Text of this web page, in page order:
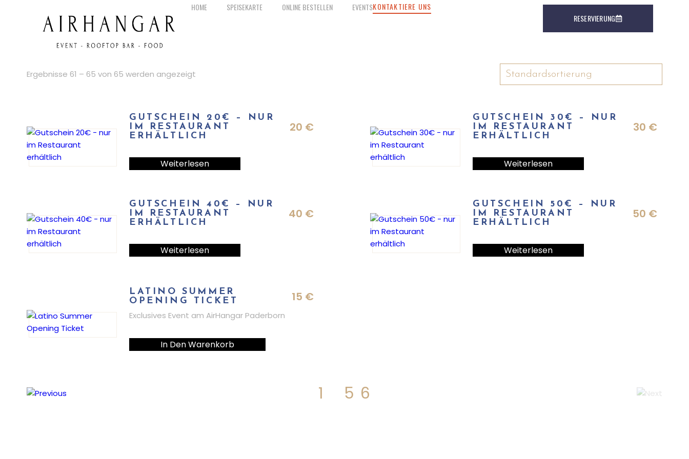
HOME SPEISEKARTE ONLINE BESTELLEN EVENTSKONTAKTIERE UNS
RESERVIERUNG
Ergebnisse 61 – 65 von 65 werden angezeigt
GUTSCHEIN 20€ – NUR
IM RESTAURANT
ERHÄLTLICH
20 €
Weiterlesen
GUTSCHEIN 30€ – NUR
IM RESTAURANT
ERHÄLTLICH
30 €
Weiterlesen
GUTSCHEIN 40€ – NUR
IM RESTAURANT
ERHÄLTLICH
40 €
Weiterlesen
GUTSCHEIN 50€ – NUR
IM RESTAURANT
ERHÄLTLICH
50 €
Weiterlesen
LATINO SUMMER
OPENING TICKET
15 €
Exclusives Event am AirHangar Paderborn
In Den Warenkorb
1 5 6